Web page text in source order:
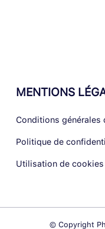
MENTIONS
Conditions
Politique de
Utilisation de cookies
© Copyright